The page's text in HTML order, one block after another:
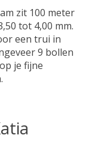
zit 100 meter
tot 4,00 mm.
een trui in
9 bollen
je fijne